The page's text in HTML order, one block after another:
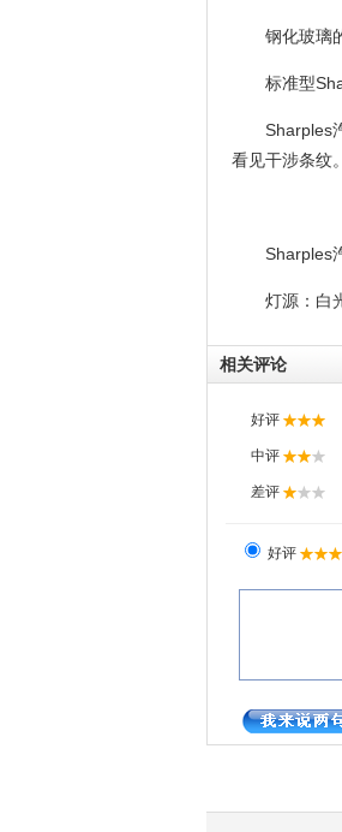
钢化玻璃
标准型
Sharples
看见干涉条纹
Sharples
灯源：白
相关评论